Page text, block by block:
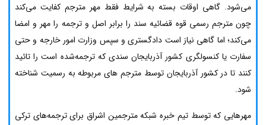
می‌شود. گاهی اوقات بسته به شرایط فقط مهر مترجم کفایت می‌کند
چون مترجم رسمی قوه قضائیه سند را برابر اصل و ترجمه را مهر و امضا
می‌کند؛ اما گاهی نیاز است دادگستری و سپس وزارت امور خارجه و حتی
سفارت یا کنسولگری کشور آذربایجان سندی که ترجمه‌شده است را تائید
کنند تا در کشور آذربایجان توسط مترجم های مربوطه به رسمیت شناخته
شود.
مهرهایی که توسط تیم خبره شبکه مترجمین اشراق برای ترجمه‌های ترکی